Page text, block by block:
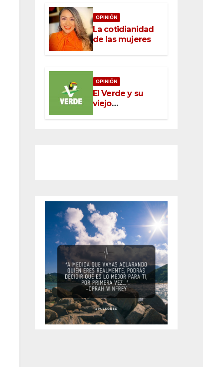
México
OPINIÓN
La cotidianidad
de las mujeres
OPINIÓN
El Verde y su
viejo
oportunismo